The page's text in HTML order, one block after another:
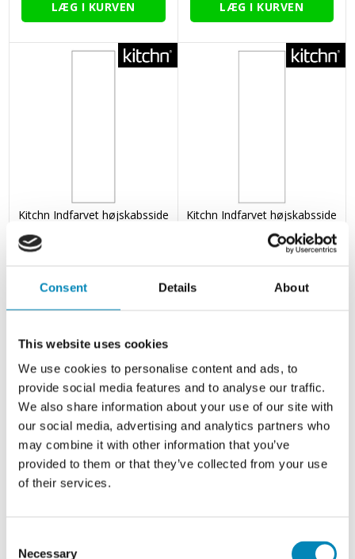
Consent Details About
This website uses cookies
We use cookies to personalise content and ads, to
provide social media features and to analyse our traffic.
We also share information about your use of our site with
our social media, advertising and analytics partners who
may combine it with other information that you’ve
provided to them or that they’ve collected from your use
of their services.
Necessary
Kitchn Indfarvet højskabsside
Kitchn Indfarvet højskabsside
med udluftning til køl/ovn
H:1952mm D:580
2.311,10 DKK